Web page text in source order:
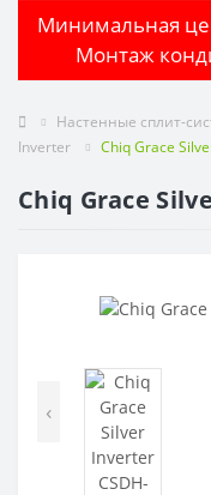
Минимальная
Монтаж
Настенные сплит-
Inverter
Chiq Grace
Chiq Grace
‹